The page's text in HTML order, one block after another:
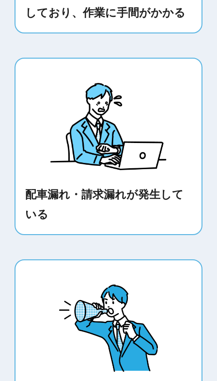
しており、作業に手間がかかる
配車漏れ・請求漏れが発生して
いる